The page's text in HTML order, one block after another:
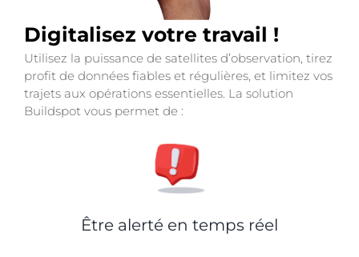
Digitalisez votre travail !
Utilisez la puissance de satellites d’observation, tirez
profit de données fiables et régulières, et limitez vos
trajets aux opérations essentielles. La solution
Buildspot vous permet de :
Être alerté en temps réel